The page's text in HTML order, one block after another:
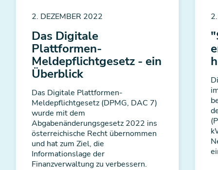
2. DEZEMBER 2022
Das Digitale
Plattformen-
Meldepflichtgesetz - ein
Überblick
Das Digitale Plattformen-
Meldepflichtgesetz (DPMG, DAC 7)
wurde mit dem
Abgabenänderungsgesetz 2022 ins
österreichische Recht übernommen
und hat zum Ziel, die
Informationslage der
Finanzverwaltung zu verbessern.